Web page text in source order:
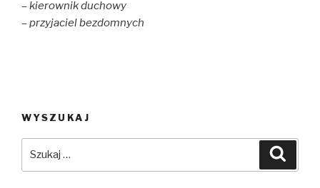
– kierownik duchowy
– przyjaciel bezdomnych
WYSZUKAJ